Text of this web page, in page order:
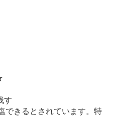
す
きるとされています。特